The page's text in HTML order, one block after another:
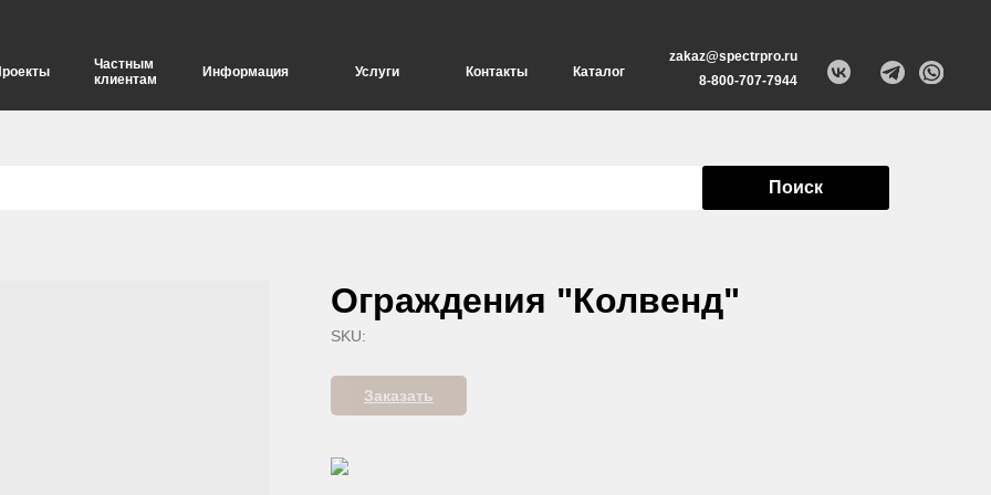
Частным
клиентам
Информация Услуги Контакты Каталог
zakaz@spectrpro.ru
8-800-707-7944
Поиск
Ограждения "Колвенд"
SKU:
Заказать